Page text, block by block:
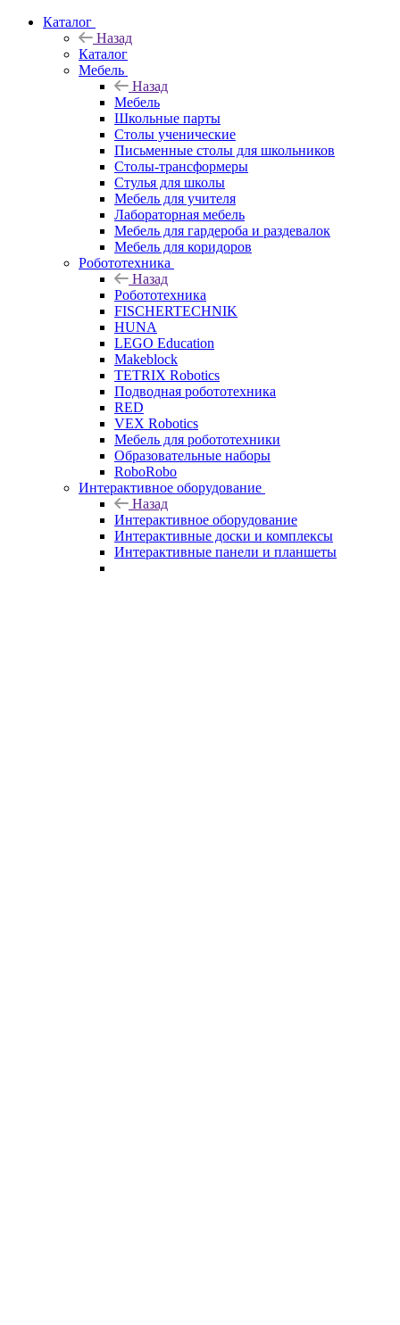
Каталог
Назад
Каталог
Мебель
Назад
Мебель
Школьные парты
Столы ученические
Письменные столы для школьников
Столы-трансформеры
Стулья для школы
Мебель для учителя
Лабораторная мебель
Мебель для гардероба и раздевалок
Мебель для коридоров
Робототехника
Назад
Робототехника
FISCHERTECHNIK
HUNA
LEGO Education
Makeblock
TETRIX Robotics
Подводная робототехника
RED
VEX Robotics
Мебель для робототехники
Образовательные наборы
RoboRobo
Интерактивное оборудование
Назад
Интерактивное оборудование
Интерактивные доски и комплексы
Интерактивные панели и планшеты